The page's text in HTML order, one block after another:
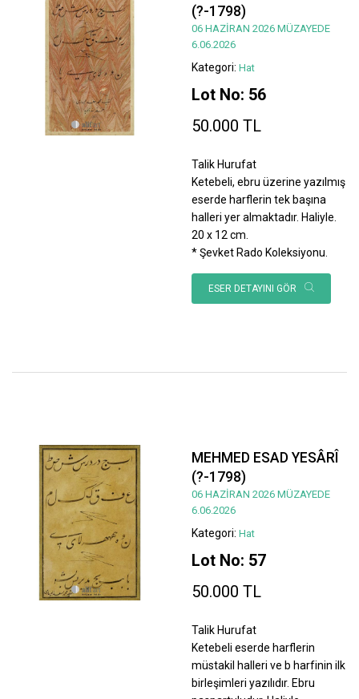
(?-1798)
06 HAZİRAN 2026 MÜZAYEDE
6.06.2026
Kategori: Hat
Lot No: 56
50.000 TL
Talik Hurufat
Ketebeli, ebru üzerine yazılmış
eserde harflerin tek başına
halleri yer almaktadır. Haliyle.
20 x 12 cm.
* Şevket Rado Koleksiyonu.
ESER DETAYINI GÖR
MEHMED ESAD YESÂRÎ
(?-1798)
06 HAZİRAN 2026 MÜZAYEDE
6.06.2026
Kategori: Hat
Lot No: 57
50.000 TL
Talik Hurufat
Ketebeli eserde harflerin
müstakil halleri ve b harfinin ilk
birleşimleri yazılıdır. Ebru